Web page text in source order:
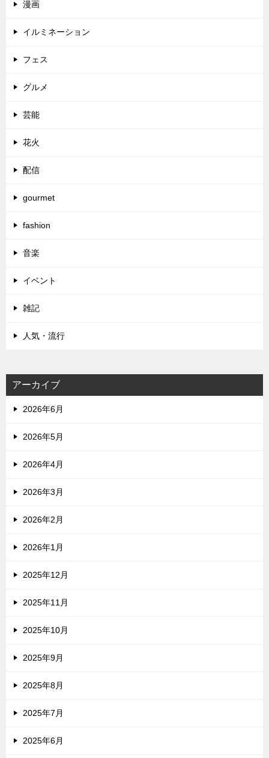
漫画
イルミネーション
フェス
グルメ
芸能
花火
配信
gourmet
fashion
音楽
イベント
雑記
人気・流行
アーカイブ
2026年6月
2026年5月
2026年4月
2026年3月
2026年2月
2026年1月
2025年12月
2025年11月
2025年10月
2025年9月
2025年8月
2025年7月
2025年6月